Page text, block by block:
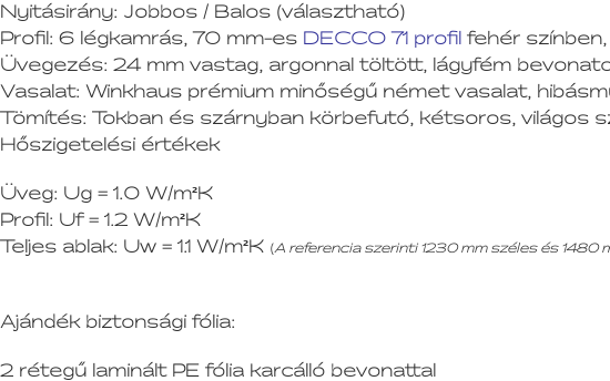
Nyitásirány: Jobbos / Balos (választható)
Profil: 6 légkamrás, 70 mm-es DECCO 71 profil fehér
Üvegezés: 24 mm vastag, argonnal töltött, lágyfém
Vasalat: Winkhaus prémium minőségű német vasalat,
Tömítés: Tokban és szárnyban körbefutó, kétsoros, világos
Hőszigetelési értékek
Üveg: Ug = 1.0 W/m²K
Profil: Uf = 1.2 W/m²K
Teljes ablak: Uw = 1.1 W/m²K (A referencia szerinti 1230 mm széles és 1480
Ajándék biztonsági fólia:
2 rétegű laminált PE fólia karcálló bevonattal